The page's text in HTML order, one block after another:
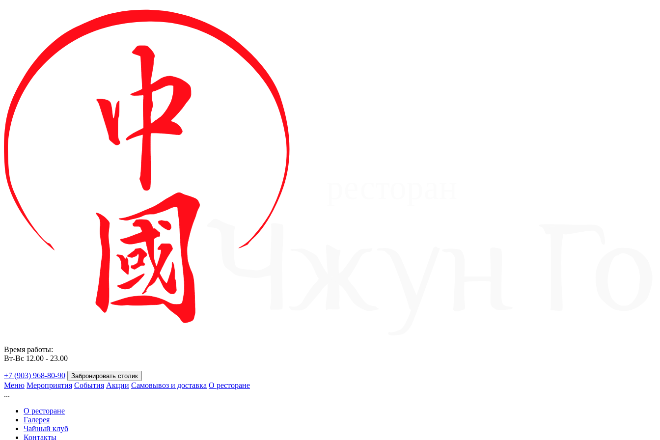
Время работы:
Вт-Вс 12.00 - 23.00
+7 (903) 968-80-90 Забронировать столик
Меню Мероприятия События Акции Самовывоз и доставка О ресторане
...
О ресторане
Галерея
Чайный клуб
Контакты